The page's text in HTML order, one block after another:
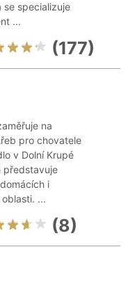
specializuje
...
(177)
na
pro chovatele
v Dolní Krupé
představuje
i
...
(8)